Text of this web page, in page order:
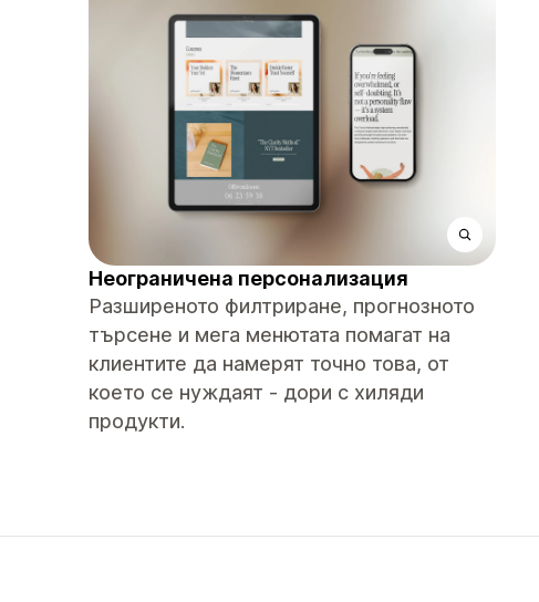
Неограничена персонализация
Разширеното филтриране, прогнозното
търсене и мега менютата помагат на
клиентите да намерят точно това, от
което се нуждаят - дори с хиляди
продукти.